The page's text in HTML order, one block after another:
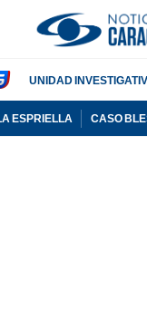
UNIDAD
ESPRIELLA CASO